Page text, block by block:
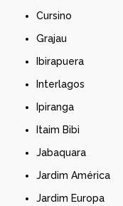
Cursino
Grajau
Ibirapuera
Interlagos
Ipiranga
Itaim Bibi
Jabaquara
Jardim América
Jardim Europa